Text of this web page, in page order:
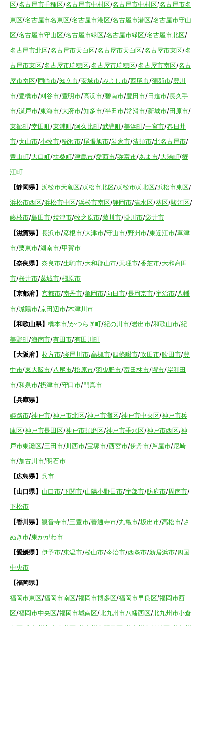
区/名古屋市千種区/名古屋市中村区/名古屋市中村区/名古屋市名
東区/名古屋市名東区/名古屋市港区/名古屋市港区/名古屋市守山
区/名古屋市守山区/名古屋市緑区/名古屋市緑区/名古屋市北区/
名古屋市北区/名古屋市天白区/名古屋市天白区/名古屋市東区/名
古屋市東区/名古屋市瑞穂区/名古屋市瑞穂区/名古屋市南区/名古
屋市南区/岡崎市/知立市/安城市/みよし市/西尾市/蒲郡市/豊川
市/豊橋市/刈谷市/豊明市/高浜市/碧南市/豊田市/日進市/長久手
市/瀬戸市/東海市/大府市/知多市/半田市/常滑市/新城市/田原市/
東郷町/幸田町/東浦町/阿久比町/武豊町/美浜町/一宮市/春日井
市/犬山市/小牧市/稲沢市/尾張旭市/岩倉市/清須市/北名古屋市/
豊山町/大口町/扶桑町/津島市/愛西市/弥富市/あま市/大治町/蟹
江町
【静岡県】 浜松市天竜区/浜松市北区/浜松市浜北区/浜松市東区/
浜松市西区/浜松市中区/浜松市南区/静岡市/清水区/葵区/駿河区/
藤枝市/島田市/焼津市/牧之原市/菊川市/掛川市/袋井市
【滋賀県】 長浜市/彦根市/大津市/守山市/野洲市/東近江市/草津
市/栗東市/湖南市/甲賀市
【奈良県】 奈良市/生駒市/大和郡山市/天理市/香芝市/大和高田
市/桜井市/葛城市/橿原市
【京都府】 京都市/南丹市/亀岡市/向日市/長岡京市/宇治市/八幡
市/城陽市/京田辺市/木津川市
【和歌山県】 橋本市/かつらぎ町/紀の川市/岩出市/和歌山市/紀
美野町/海南市/有田市/有田川町
【大阪府】 枚方市/寝屋川市/高槻市/四條畷市/吹田市/吹田市/豊
中市/東大阪市/八尾市/松原市/羽曳野市/富田林市/堺市/岸和田
市/和泉市/摂津市/守口市/門真市
【兵庫県】
姫路市/神戸市/神戸市北区/神戸市灘区/神戸市中央区/神戸市兵
庫区/神戸市長田区/神戸市須磨区/神戸市垂水区/神戸市西区/神
戸市東灘区/三田市/川西市/宝塚市/西宮市/伊丹市/芦屋市/尼崎
市/加古川市/明石市
【広島県】 呉市
【山口県】 山口市/下関市/山陽小野田市/宇部市/防府市/周南市/
下松市
【香川県】 観音寺市/三豊市/善通寺市/丸亀市/坂出市/高松市/さ
ぬき市/東かがわ市
【愛媛県】 伊予市/東温市/松山市/今治市/西条市/新居浜市/四国
中央市
【福岡県】
福岡市東区/福岡市南区/福岡市博多区/福岡市早良区/福岡市西
区/福岡市中央区/福岡市城南区/北九州市八幡西区/北九州市小倉
南区
北九州市小倉北区 北九州市門司区 北九州市若松区
北九州